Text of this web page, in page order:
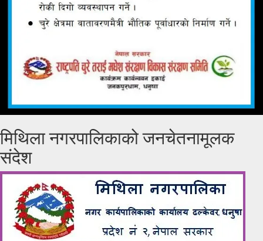
मिथिला नगरपालिकाको जनचेतनामूलक
संदेश